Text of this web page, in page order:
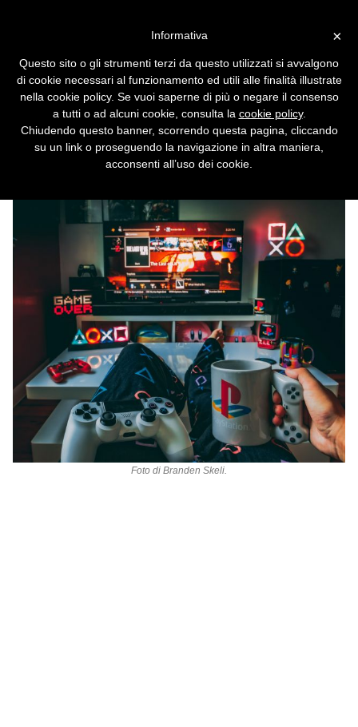
rivoluziona il PlayStation
Store
Con prezzi diversi per lo stesso videogioco,
Sony sembra intenzionata a spremere gli
utenti il più possibile.
Foto di Branden Skeli
×
Informativa
Questo sito o gli strumenti terzi da questo utilizzati si avvalgono
di cookie necessari al funzionamento ed utili alle finalità illustrate
nella cookie policy. Se vuoi saperne di più o negare il consenso
a tutti o ad alcuni cookie, consulta la cookie policy.
Chiudendo questo banner, scorrendo questa pagina, cliccando
su un link o proseguendo la navigazione in altra maniera,
acconsenti all’uso dei cookie.